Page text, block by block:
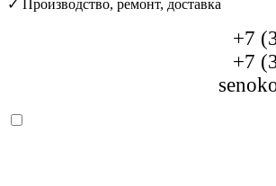
✓ Производство, ремонт, доставка
+7
+7